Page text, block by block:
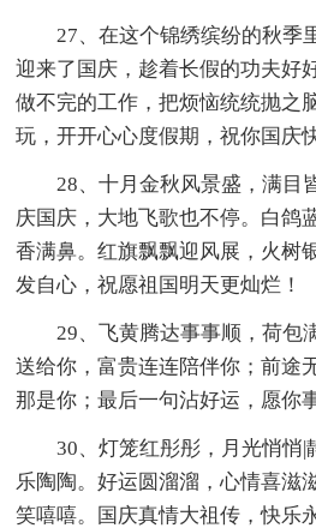
27、在这个锦绣缤纷的秋季
迎来了国庆，趁着长假的功夫好
做不完的工作，把烦恼统统抛之
玩，开开心心度假期，祝你国庆
28、十月金秋风景盛，满目
庆国庆，大地飞歌也不停。白鸽
香满鼻。红旗飘飘迎风展，火树
发自心，祝愿祖国明天更灿烂！
29、飞黄腾达事事顺，荷包
送给你，富贵连连陪伴你；前途
那是你；最后一句沾好运，愿你
30、灯笼红彤彤，月光悄悄|
乐陶陶。好运圆溜溜，心情喜滋
笑嘻嘻。国庆真情大祖传，快乐